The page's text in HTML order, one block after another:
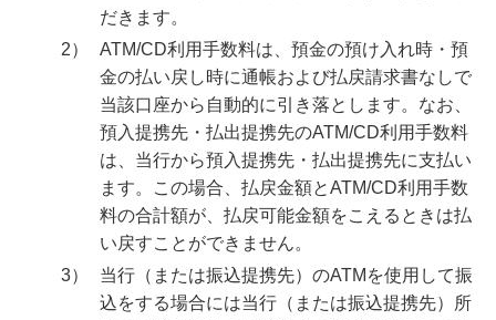
だきます。
2）
ATM/CD利用手数料は、預金の預け入れ時・預
金の払い戻し時に通帳および払戻請求書なしで
当該口座から自動的に引き落とします。なお、
預入提携先・払出提携先のATM/CD利用手数料
は、当行から預入提携先・払出提携先に支払い
ます。この場合、払戻金額とATM/CD利用手数
料の合計額が、払戻可能金額をこえるときは払
い戻すことができません。
3）
当行（または振込提携先）のATMを使用して振
込をする場合には当行（または振込提携先）所